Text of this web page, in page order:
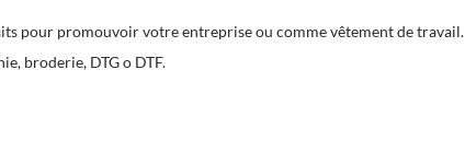
pour promouvoir votre entreprise ou comme vêtement de travail.
broderie, DTG o DTF.